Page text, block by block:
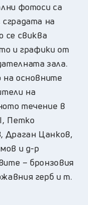
фотоси са
на
се свиква
и графики от
зала.
на основните
на
течение в
Петко
Драган Цанков,
и д-р
– бронзовия
герб и т.